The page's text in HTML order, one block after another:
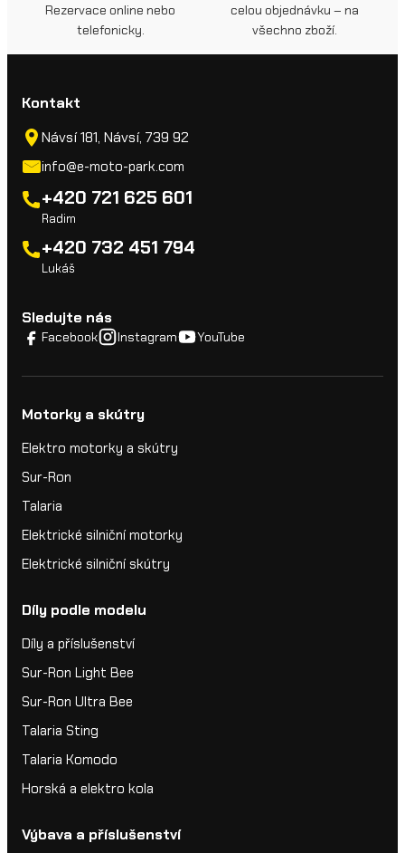
Rezervace online nebo
telefonicky.
celou objednávku – na
všechno zboží.
Kontakt
Návsí 181, Návsí, 739 92
info@e-moto-park.com
+420 721 625 601
Radim
+420 732 451 794
Lukáš
Sledujte nás
Facebook Instagram YouTube
Motorky a skútry
Elektro motorky a skútry
Sur-Ron
Talaria
Elektrické silniční motorky
Elektrické silniční skútry
Díly podle modelu
Díly a příslušenství
Sur-Ron Light Bee
Sur-Ron Ultra Bee
Talaria Sting
Talaria Komodo
Horská a elektro kola
Výbava a příslušenství